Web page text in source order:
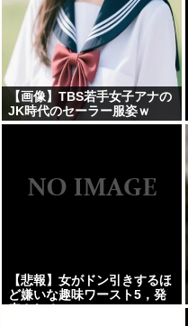
【画像】TBS若手女子アナの
JK時代のセーラー服姿ｗ
【悲報】女がドン引きするほ
ど嫌いな趣味ワースト5，発